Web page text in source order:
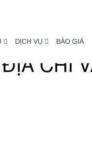
DỊCH VỤ BÁO GIÁ
CHỈ